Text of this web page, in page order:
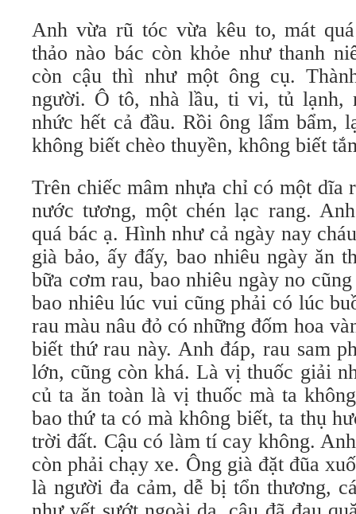
Anh vừa rũ tóc vừa kêu to, mát
thảo nào bác còn khỏe như thanh
còn cậu thì như một ông cụ.
người. Ô tô, nhà lầu, ti vi, tủ lạnh,
nhức hết cả đầu. Rồi ông lẩm bẩm,
không biết chèo thuyền, không biết
Trên chiếc mâm nhựa chỉ có một dĩa
nước tương, một chén lạc rang.
quá bác ạ. Hình như cả ngày nay
già bảo, ấy đấy, bao nhiêu ngày ăn
bữa cơm rau, bao nhiêu ngày no
bao nhiêu lúc vui cũng phải có lúc
rau màu nâu đỏ có những đốm hoa
biết thứ rau này. Anh đáp, rau sam
lớn, cũng còn khá. Là vị thuốc giải
củ ta ăn toàn là vị thuốc mà ta
bao thứ ta có mà không biết, ta thụ
trời đất. Cậu có làm tí cay không.
còn phải chạy xe. Ông già đặt đũa
là người đa cảm, dễ bị tổn thương,